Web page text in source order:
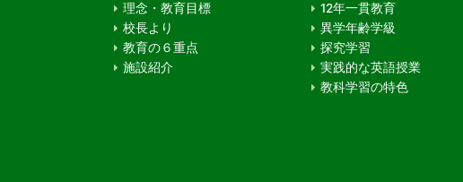
理念・教育目標
校長より
教育の６重点
施設紹介
12年一貫教育
異学年齢学級
探究学習
実践的な英語授業
教科学習の特色